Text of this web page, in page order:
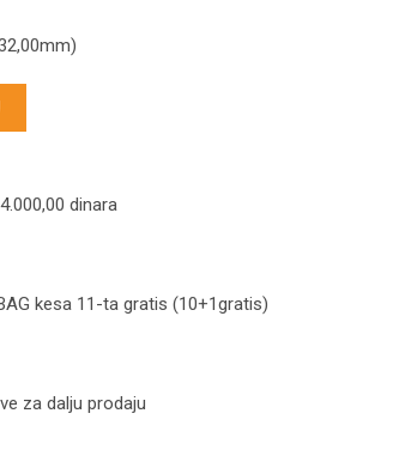
dinara
kesa 11-ta gratis (10+1gratis)
za dalju prodaju